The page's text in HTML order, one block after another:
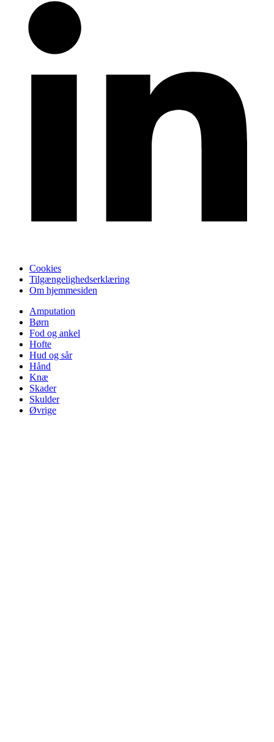
Cookies
Tilgængelighedserklæring
Om hjemmesiden
Amputation
Børn
Fod og ankel
Hofte
Hud og sår
Hånd
Knæ
Skader
Skulder
Øvrige